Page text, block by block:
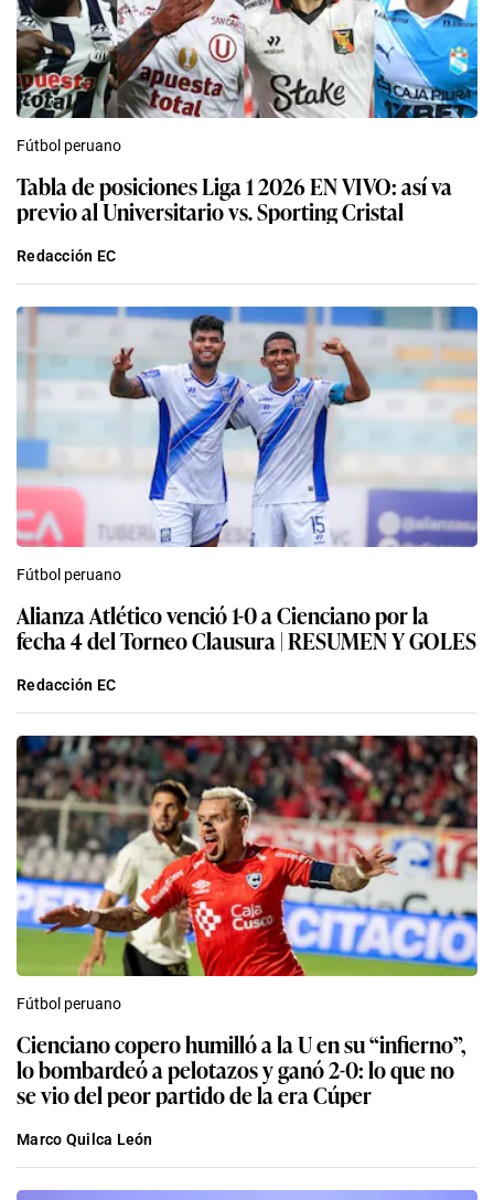
Fútbol peruano
Tabla de posiciones Liga 1 2026 EN VIVO: así va
previo al Universitario vs. Sporting Cristal
Redacción EC
Fútbol peruano
Alianza Atlético venció 1-0 a Cienciano por la
fecha 4 del Torneo Clausura | RESUMEN Y GOLES
Redacción EC
Fútbol peruano
Cienciano copero humilló a la U en su “infierno”,
lo bombardeó a pelotazos y ganó 2-0: lo que no
se vio del peor partido de la era Cúper
Marco Quilca León